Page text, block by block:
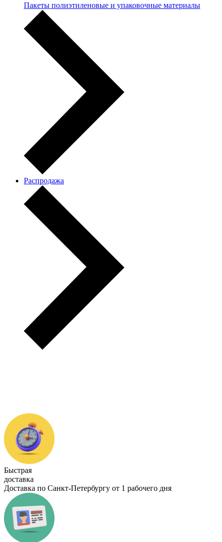
Пакеты полиэтиленовые и упаковочные материалы
Распродажа
Быстрая
доставка
Доставка по Санкт-Петербургу от 1 рабочего дня